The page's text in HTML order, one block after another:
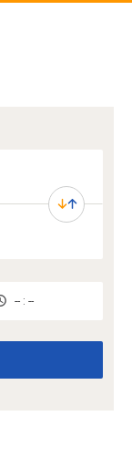
-- : --